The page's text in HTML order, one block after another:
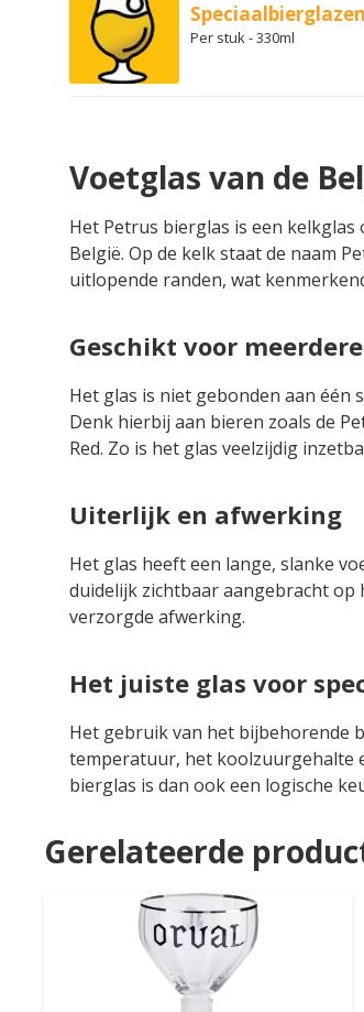
Per stuk - 330ml
Voetglas van de
Het Petrus bierglas is een
België. Op de kelk staat de naam
uitlopende randen, wat
Geschikt voor
Het glas is niet gebonden aan
Denk hierbij aan bieren zoals de
Red. Zo is het glas veelzijdig
Uiterlijk en afwerking
Het glas heeft een lange, slanke
duidelijk zichtbaar aangebracht
verzorgde afwerking.
Het juiste glas voor
Het gebruik van het bijbehorende
temperatuur, het koolzuurgehalte
bierglas is dan ook een logische
Gerelateerde